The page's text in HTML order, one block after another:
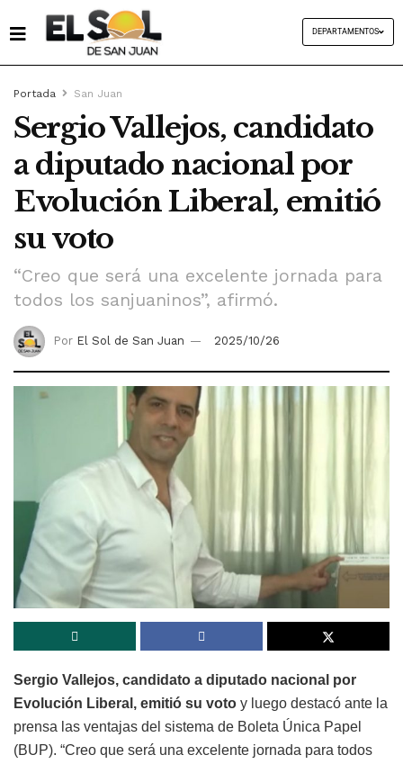
DEPARTAMENTOS
Portada San Juan
Sergio Vallejos, candidato
a diputado nacional por
Evolución Liberal, emitió
su voto
“Creo que será una excelente jornada para
todos los sanjuaninos”, afirmó.
Por El Sol de San Juan 2025/10/26
Sergio Vallejos, candidato a diputado nacional por
Evolución Liberal, emitió su voto y luego destacó ante la
prensa las ventajas del sistema de Boleta Única Papel
(BUP). “Creo que será una excelente jornada para todos